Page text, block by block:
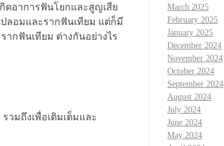
ดอาการฟันโยกและสูญเสีย
ลอมและรากฟันเทียม แต่ก็มี
ากฟันเทียม ต่างกันอย่างไร
มถึงเพื่อเติมเต็มและ
March 2025
February 2025
January 2025
December 2024
November 2024
October 2024
September 2024
August 2024
July 2024
June 2024
May 2024